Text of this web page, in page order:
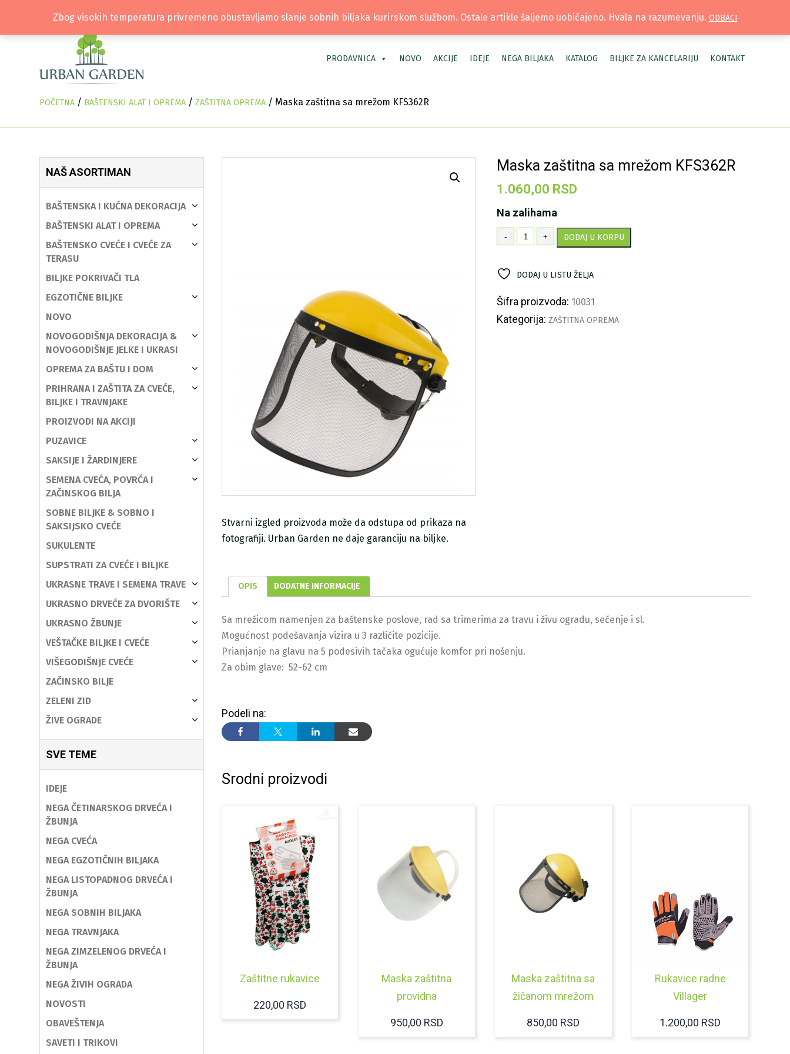
TEL: +381 66 40 40 30 | LOKACIJA: OSTRUŽNICA | MOJ NALOG
PRODAVNICA NOVO AKCIJE IDEJE NEGA BILJAKA KATALOG BILJKE ZA KANCELARIJU KONTAKT
POČETNA / BAŠTENSKI ALAT I OPREMA / ZAŠTITNA OPREMA / Maska zaštitna sa mrežom KFS362R
NAŠ ASORTIMAN
BAŠTENSKA I KUĆNA DEKORACIJA
BAŠTENSKI ALAT I OPREMA
BAŠTENSKO CVEĆE I CVEĆE ZA
TERASU
BILJKE POKRIVAČI TLA
EGZOTIČNE BILJKE
NOVO
NOVOGODIŠNJA DEKORACIJA &
NOVOGODIŠNJE JELKE I UKRASI
OPREMA ZA BAŠTU I DOM
PRIHRANA I ZAŠTITA ZA CVEĆE,
BILJKE I TRAVNJAKE
PROIZVODI NA AKCIJI
PUZAVICE
SAKSIJE I ŽARDINJERE
SEMENA CVEĆA, POVRĆA I
ZAČINSKOG BILJA
SOBNE BILJKE & SOBNO I
SAKSIJSKO CVEĆE
SUKULENTE
SUPSTRATI ZA CVEĆE I BILJKE
UKRASNE TRAVE I SEMENA TRAVE
UKRASNO DRVEĆE ZA DVORIŠTE
UKRASNO ŽBUNJE
VEŠTAČKE BILJKE I CVEĆE
VIŠEGODIŠNJE CVEĆE
ZAČINSKO BILJE
ZELENI ZID
ŽIVE OGRADE
SVE TEME
IDEJE
NEGA ČETINARSKOG DRVEĆA I
ŽBUNJA
NEGA CVEĆA
NEGA EGZOTIČNIH BILJAKA
NEGA LISTOPADNOG DRVEĆA I
ŽBUNJA
NEGA SOBNIH BILJAKA
NEGA TRAVNJAKA
NEGA ZIMZELENOG DRVEĆA I
ŽBUNJA
NEGA ŽIVIH OGRADA
NOVOSTI
OBAVEŠTENJA
SAVETI I TRIKOVI
Maska zaštitna sa mrežom KFS362R
1.060,00 RSD
Na zalihama
-
Maska
zaštitna
KFS362R
+ DODAJ U KORPU
DODAJ U LISTU ŽELJA
Šifra proizvoda: 10031
Kategorija: ZAŠTITNA OPREMA
Stvarni izgled proizvoda može da odstupa od prikaza na
fotografiji. Urban Garden ne daje garanciju na biljke.
OPIS DODATNE INFORMACIJE
Sa mrežicom namenjen za baštenske poslove, rad sa trimerima za travu i živu ogradu, sečenje i sl.
Mogućnost podešavanja vizira u 3 različite pozicije.
Prianjanje na glavu na 5 podesivih tačaka ogućuje komfor pri nošenju.
Za obim glave: 52-62 cm
Podeli na:
Srodni proizvodi
Zaštitne rukavice
220,00 RSD
Maska zaštitna
providna
950,00 RSD
Maska zaštitna sa
žičanom mrežom
850,00 RSD
Rukavice radne
Villager
1.200,00 RSD
Zbog visokih temperatura privremeno obustavljamo slanje sobnih biljaka kurirskom službom. Ostale artikle šaljemo uobičajeno. Hvala na razumevanju. ODBACI